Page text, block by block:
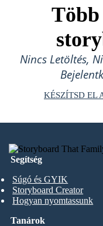
Nincs Letöltés,
KÉSZÍTSD EL
Segítség
Súgó és GYIK
Storyboard Creator
Hogyan nyomtassunk
Tanárok